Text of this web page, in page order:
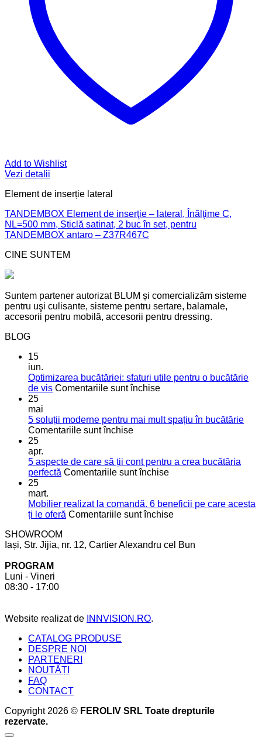
Add to Wishlist
Vezi detalii
Element de inserție lateral
TANDEMBOX Element de inserţie – lateral, Înălţime C,
NL=500 mm, Sticlă satinat, 2 buc în set, pentru
TANDEMBOX antaro – Z37R467C
CINE SUNTEM
Suntem partener autorizat BLUM și comercializăm sisteme
pentru uşi culisante, sisteme pentru sertare, balamale,
accesorii pentru mobilă, accesorii pentru dressing.
BLOG
15
iun.
Optimizarea bucătăriei: sfaturi utile pentru o bucătărie
de vis Comentariile sunt închisepentru
sfaturi
bucătărie
de
25
mai
5 soluții moderne pentru mai mult spațiu în bucătărie
Comentariile sunt închisepentru
moderne
pentru
spațiu
în
25
apr.
5 aspecte de care să ții cont pentru a crea bucătăria
perfectă Comentariile sunt închisepentru
de
care
cont
25
mart.
Mobilier realizat la comandă. 6 beneficii pe care acesta
ți le oferă Comentariile sunt închisepentru
la
SHOWROOM
Iași, Str. Jijia, nr. 12, Cartier Alexandru cel Bun
PROGRAM
Luni - Vineri
08:30 - 17:00
Website realizat de INNVISION.RO.
CATALOG PRODUSE
DESPRE NOI
PARTENERI
NOUTĂȚI
FAQ
CONTACT
Copyright 2026 © FEROLIV SRL Toate drepturile
rezervate.